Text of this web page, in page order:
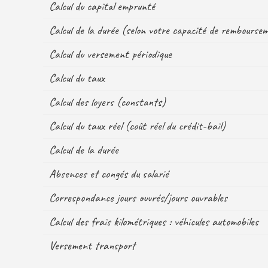
Calcul du capital emprunté
Calcul de la durée (selon votre capacité de
Calcul du versement périodique
Calcul du taux
Calcul des loyers (constants)
Calcul du taux réel (coût réel du crédit-bail)
Calcul de la durée
Absences et congés du salarié
Correspondance jours ouvrés/jours ouvrables
Calcul des frais kilométriques : véhicules automobiles
Versement transport